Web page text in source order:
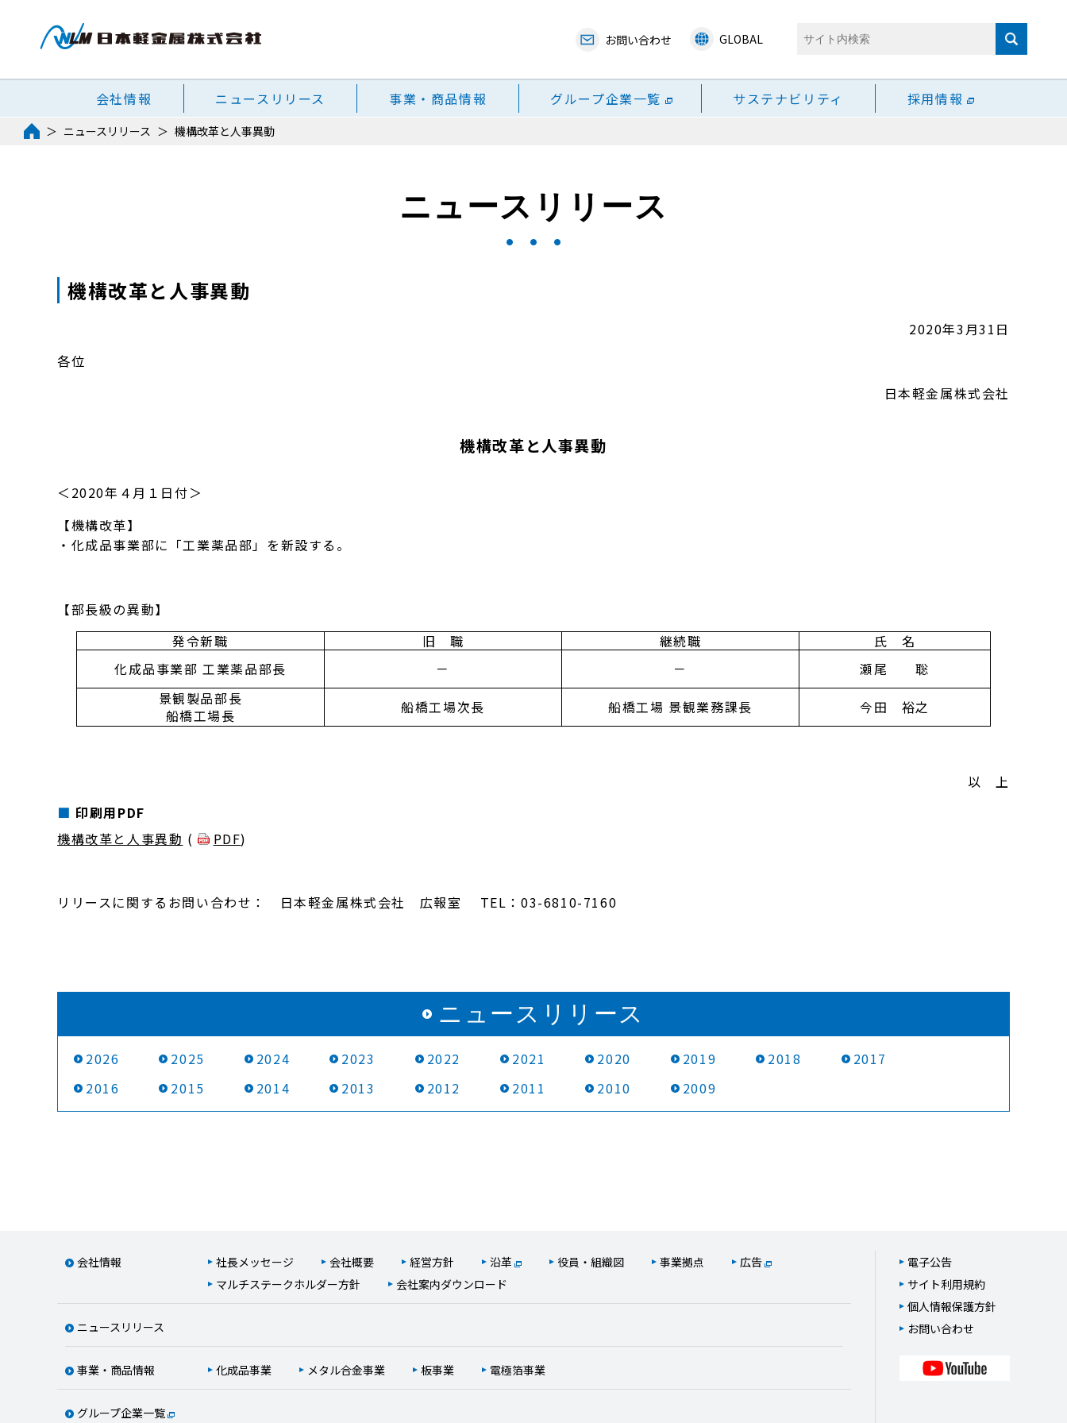
お問い合わせ GLOBAL
会社情報 ニュースリリース 事業・商品情報 グループ企業一覧 サステナビリティ 採用情報
ニュースリリース 機構改革と人事異動
ニュースリリース
機構改革と人事異動
2020年3月31日
各位
日本軽金属株式会社
機構改革と人事異動
＜2020年４月１日付＞
【機構改革】
・化成品事業部に「工業薬品部」を新設する。
【部長級の異動】
発令新職
旧 職 継続職
氏 名
化成品事業部 工業薬品部長
－ －
瀬尾 聡
景観製品部長
船橋工場長
船橋工場次長 船橋工場 景観業務課長 今田 裕之
以 上
印刷用PDF
機構改革と人事異動 ( PDF)
リリースに関するお問い合わせ： 日本軽金属株式会社 広報室 TEL：03-6810-7160
ニュースリリース
2026 2025 2024 2023 2022 2021 2020 2019 2018
2017
2016
2015 2014 2013 2012 2011 2010 2009
会社情報 社長メッセージ 会社概要 経営方針 沿革 役員・組織図 事業拠点
広告
マルチステークホルダー方針
会社案内ダウンロード
ニュースリリース
事業・商品情報 化成品事業 メタル合金事業 板事業 電極箔事業
グループ企業一覧
電子公告
サイト利用規約
個人情報保護方針
お問い合わせ